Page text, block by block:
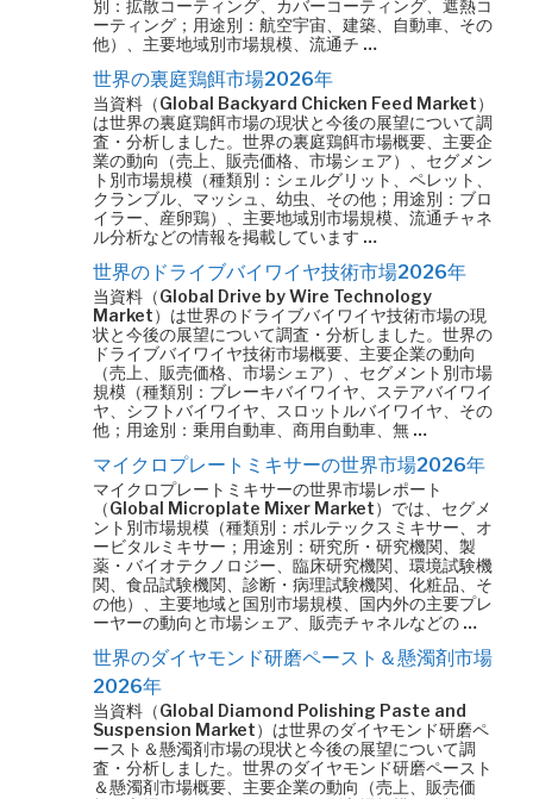
別：拡散コーティング、カバーコーティング、遮熱コ
ーティング；用途別：航空宇宙、建築、自動車、その
他）、主要地域別市場規模、流通チ …
世界の裏庭鶏餌市場2026年
当資料（Global Backyard Chicken Feed Market）
は世界の裏庭鶏餌市場の現状と今後の展望について調
査・分析しました。世界の裏庭鶏餌市場概要、主要企
業の動向（売上、販売価格、市場シェア）、セグメン
ト別市場規模（種類別：シェルグリット、ペレット、
クランブル、マッシュ、幼虫、その他；用途別：ブロ
イラー、産卵鶏）、主要地域別市場規模、流通チャネ
ル分析などの情報を掲載しています …
世界のドライブバイワイヤ技術市場2026年
当資料（Global Drive by Wire Technology
Market）は世界のドライブバイワイヤ技術市場の現
状と今後の展望について調査・分析しました。世界の
ドライブバイワイヤ技術市場概要、主要企業の動向
（売上、販売価格、市場シェア）、セグメント別市場
規模（種類別：ブレーキバイワイヤ、ステアバイワイ
ヤ、シフトバイワイヤ、スロットルバイワイヤ、その
他；用途別：乗用自動車、商用自動車、無 …
マイクロプレートミキサーの世界市場2026年
マイクロプレートミキサーの世界市場レポート
（Global Microplate Mixer Market）では、セグメ
ント別市場規模（種類別：ボルテックスミキサー、オ
ービタルミキサー；用途別：研究所・研究機関、製
薬・バイオテクノロジー、臨床研究機関、環境試験機
関、食品試験機関、診断・病理試験機関、化粧品、そ
の他）、主要地域と国別市場規模、国内外の主要プレ
ーヤーの動向と市場シェア、販売チャネルなどの …
世界のダイヤモンド研磨ペースト＆懸濁剤市場
2026年
当資料（Global Diamond Polishing Paste and
Suspension Market）は世界のダイヤモンド研磨ペ
ースト＆懸濁剤市場の現状と今後の展望について調
査・分析しました。世界のダイヤモンド研磨ペースト
＆懸濁剤市場概要、主要企業の動向（売上、販売価